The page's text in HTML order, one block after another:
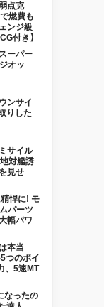
点克
燃費も
ンジ級
付き】
ーパー
オッ
ンサイ
りした
サイル
対艦誘
見せ
悍に! モ
パーツ
幅パワ
本当
つのポイ
、5速MT
なったの